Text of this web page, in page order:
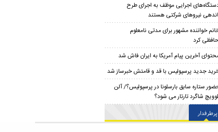
اجرایی موظف به اجرای طرح
نیروهای شرکتی هستند
خواننده مشهور برای مدتی نامعلوم
کرد
آخرین پیام آمریکا به ایران فاش شد
جدید پرسپولیس با قد و قامتش خبرساز شد
ستاره سابق بارسلونا در پرسپولیس؟/ آلن
شاگرد تارتار می شود؟
پرطرفدار